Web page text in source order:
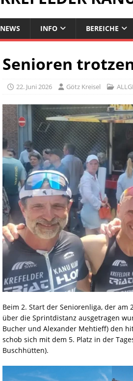
NEWS INFO BEREICHE
Senioren
22. Juni 2026 Götz Kreisel
Beim 2. Start der Seniorenliga, der am
über die Sprintdistanz ausgetragen
Bucher und Alexander Mehtieff) den
schob sich mit dem 5. Platz in der
Buschhütten).